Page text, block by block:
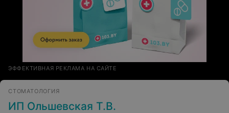
ЭФФЕКТИВНАЯ РЕКЛАМА НА САЙТЕ
СТОМАТОЛОГИЯ
ИП Ольшевская Т.В.